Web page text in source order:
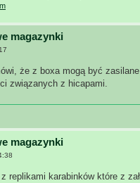
magazynki
że z boxa mogą być
związanych z hicapami.
magazynki
replikami karabinków które z